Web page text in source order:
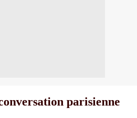
parisienne